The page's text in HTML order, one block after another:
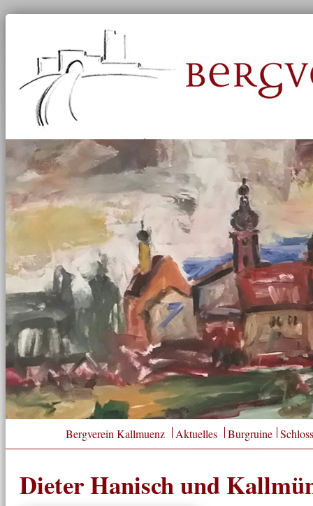
Bergverein Kallmuenz Aktuelles Burgruine
Dieter Hanisch und